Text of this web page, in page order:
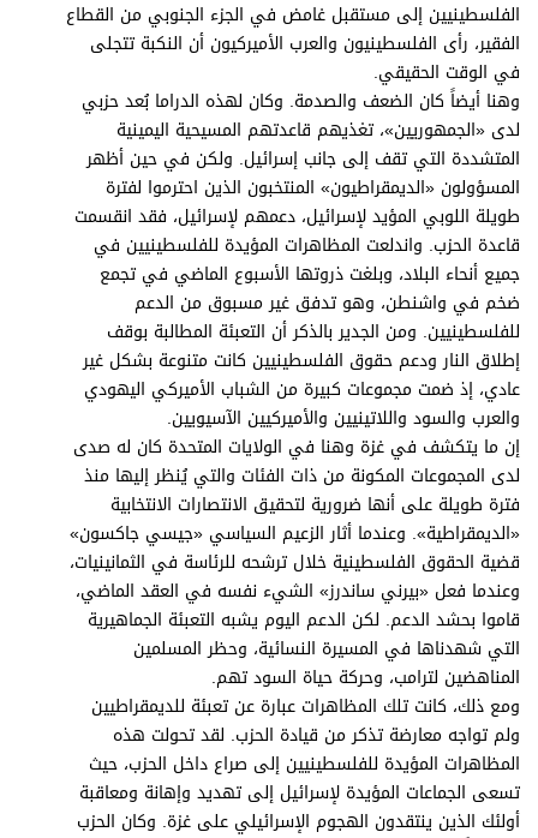
الفلسطينيين إلى مستقبل غامض في الجزء الجنوبي من القطاع
الفقير، رأى الفلسطينيون والعرب الأميركيون أن النكبة تتجلى
في الوقت الحقيقي.
وهنا أيضاً كان الضعف والصدمة. وكان لهذه الدراما بُعد حزبي
لدى «الجمهوريين»، تغذيهم قاعدتهم المسيحية اليمينية
المتشددة التي تقف إلى جانب إسرائيل. ولكن في حين أظهر
المسؤولون «الديمقراطيون» المنتخبون الذين احترموا لفترة
طويلة اللوبي المؤيد لإسرائيل، دعمهم لإسرائيل، فقد انقسمت
قاعدة الحزب. واندلعت المظاهرات المؤيدة للفلسطينيين في
جميع أنحاء البلاد، وبلغت ذروتها الأسبوع الماضي في تجمع
ضخم في واشنطن، وهو تدفق غير مسبوق من الدعم
للفلسطينيين. ومن الجدير بالذكر أن التعبئة المطالبة بوقف
إطلاق النار ودعم حقوق الفلسطينيين كانت متنوعة بشكل غير
عادي، إذ ضمت مجموعات كبيرة من الشباب الأميركي اليهودي
والعرب والسود واللاتينيين والأميركيين الآسيويين.
إن ما يتكشف في غزة وهنا في الولايات المتحدة كان له صدى
لدى المجموعات المكونة من ذات الفئات والتي يُنظر إليها منذ
فترة طويلة على أنها ضرورية لتحقيق الانتصارات الانتخابية
«الديمقراطية». وعندما أثار الزعيم السياسي «جيسي جاكسون»
قضية الحقوق الفلسطينية خلال ترشحه للرئاسة في الثمانينيات،
وعندما فعل «بيرني ساندرز» الشيء نفسه في العقد الماضي،
قاموا بحشد الدعم. لكن الدعم اليوم يشبه التعبئة الجماهيرية
التي شهدناها في المسيرة النسائية، وحظر المسلمين
المناهضين لترامب، وحركة حياة السود تهم.
ومع ذلك، كانت تلك المظاهرات عبارة عن تعبئة للديمقراطيين
ولم تواجه معارضة تذكر من قيادة الحزب. لقد تحولت هذه
المظاهرات المؤيدة للفلسطينيين إلى صراع داخل الحزب، حيث
تسعى الجماعات المؤيدة لإسرائيل إلى تهديد وإهانة ومعاقبة
أولئك الذين ينتقدون الهجوم الإسرائيلي على غزة. وكان الحزب